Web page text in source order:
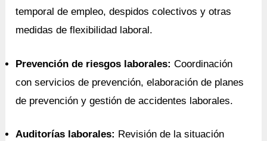
temporal de empleo, despidos colectivos y otras
medidas de flexibilidad laboral.
Prevención de riesgos laborales: Coordinación
con servicios de prevención, elaboración de planes
de prevención y gestión de accidentes laborales.
Auditorías laborales: Revisión de la situación